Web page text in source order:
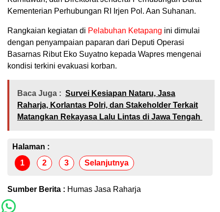
Kementerian Perhubungan RI Irjen Pol. Aan Suhanan.
Rangkaian kegiatan di Pelabuhan Ketapang ini dimulai
dengan penyampaian paparan dari Deputi Operasi
Basarnas Ribut Eko Suyatno kepada Wapres mengenai
kondisi terkini evakuasi korban.
Baca Juga : Survei Kesiapan Nataru, Jasa
Raharja, Korlantas Polri, dan Stakeholder Terkait
Matangkan Rekayasa Lalu Lintas di Jawa Tengah
Halaman :
1
2 3 Selanjutnya
Sumber Berita : Humas Jasa Raharja